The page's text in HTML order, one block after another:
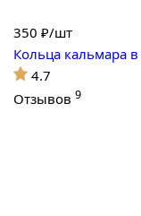
350 ₽/шт
Кольца кальмара
4.7
Отзывов 9